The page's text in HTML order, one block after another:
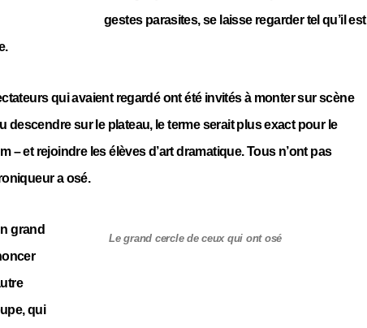
gestes parasites, se laisse regarder tel qu’il est
qui avaient regardé ont été invités à monter sur scène
descendre sur le plateau, le terme serait plus exact pour le
– et rejoindre les élèves d’art dramatique. Tous n’ont pas
a osé.
Le grand cercle de ceux qui ont osé
grand
qui